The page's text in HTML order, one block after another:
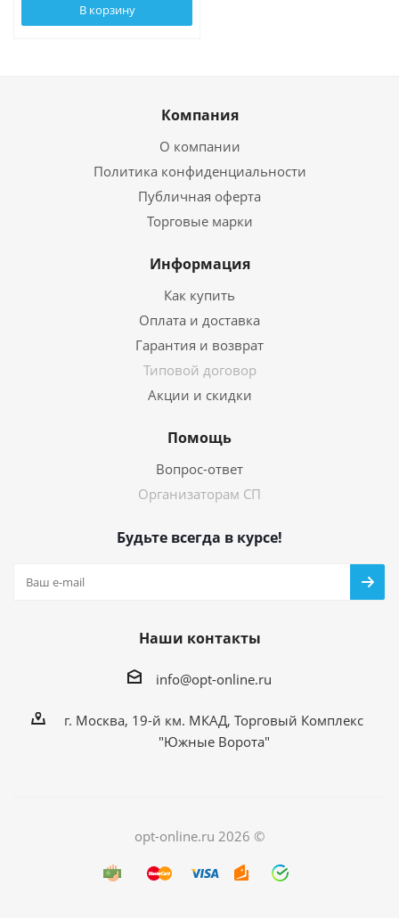
В корзину
Компания
О компании
Политика конфиденциальности
Публичная оферта
Торговые марки
Информация
Как купить
Оплата и доставка
Гарантия и возврат
Типовой договор
Акции и скидки
Помощь
Вопрос-ответ
Организаторам СП
Будьте всегда в курсе!
Наши контакты
info@opt-online.ru
г. Москва, 19-й км. МКАД, Торговый Комплекс
"Южные Ворота"
opt-online.ru 2026 ©